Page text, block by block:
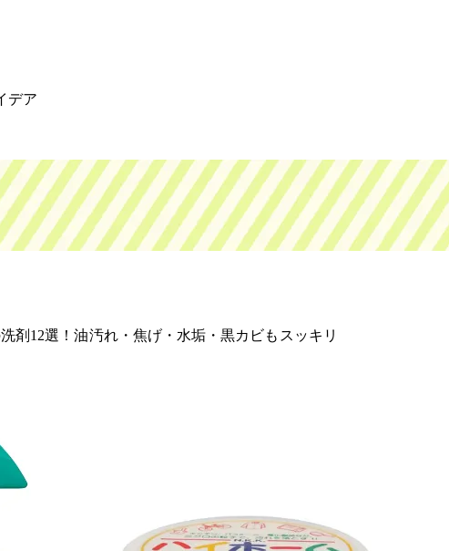
デア
剤12選！油汚れ・焦げ・水垢・黒カビもスッキリ